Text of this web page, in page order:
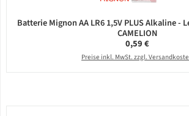
Batterie Mignon AA LR6 1,5V PLUS Alkaline -
CAMELION
Regulärer Preis:
0,59 €
Preise inkl. MwSt. zzgl.